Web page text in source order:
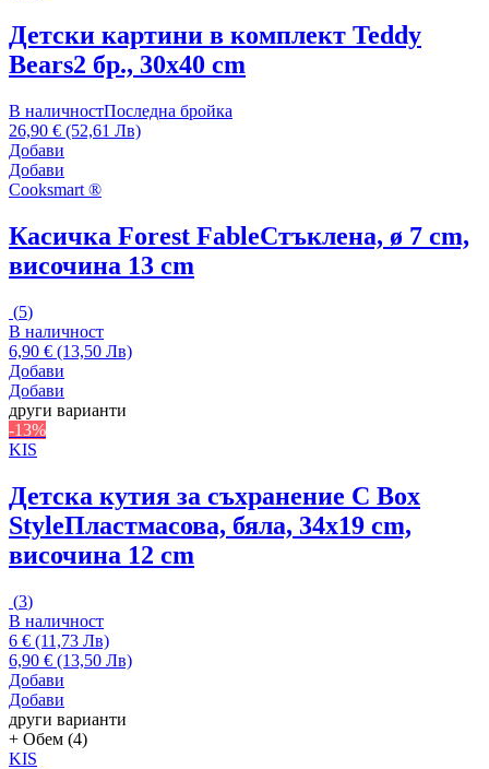
Детски картини в комплект Teddy
Bears2 бр., 30x40 cm
В наличностПоследна бройка
26,90 € (52,61 Лв)
Добави
Добави
Cooksmart ®
Касичка Forest FableСтъклена, ø 7 cm,
височина 13 cm
(5)
В наличност
6,90 € (13,50 Лв)
Добави
Добави
други варианти
-13%
KIS
Детска кутия за съхранение C Box
StyleПластмасова, бяла, 34x19 cm,
височина 12 cm
(3)
В наличност
6 € (11,73 Лв)
6,90 € (13,50 Лв)
Добави
Добави
други варианти
+ Обем (4)
KIS